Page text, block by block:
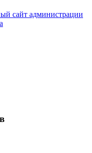
сайт администрации